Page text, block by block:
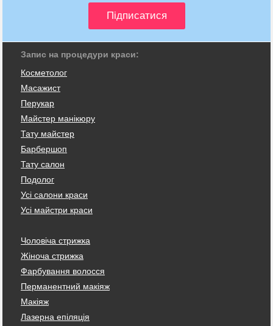
Запис на процедури краси:
Косметолог
Масажист
Перукар
Майстер манікюру
Тату майстер
Барбершоп
Тату салон
Подолог
Усі салони краси
Усі майстри краси
Чоловіча стрижка
Жіноча стрижка
Фарбування волосся
Перманентний макіяж
Макіяж
Лазерна епіляція